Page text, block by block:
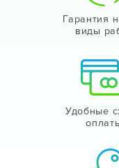
Гарантия
виды
Удобные